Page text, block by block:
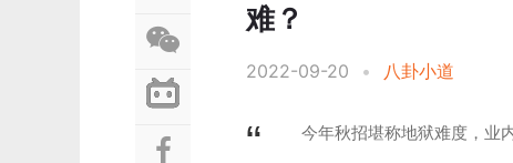
难？
2022-09-20 • 八卦小道
今年秋招堪称地狱难度，业